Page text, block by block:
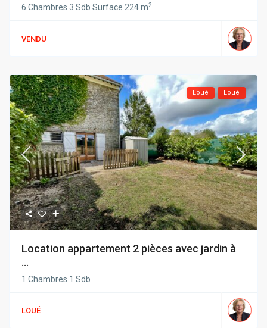
6 Chambres·3 Sdb·Surface 224 m2
VENDU
Loué Loué
Location appartement 2 pièces avec jardin à
...
1 Chambres·1 Sdb
LOUÉ